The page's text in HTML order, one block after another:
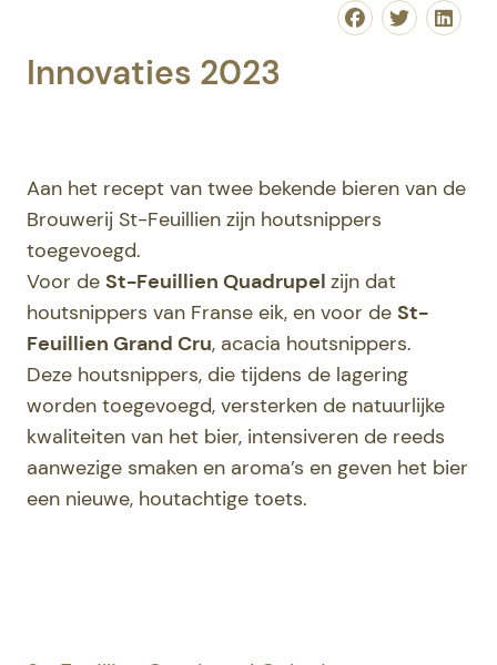
Share onShare on
Innovaties 2023
Aan het recept van twee bekende bieren van de
Brouwerij St-Feuillien zijn houtsnippers
toegevoegd.
Voor de St-Feuillien Quadrupel zijn dat
houtsnippers van Franse eik, en voor de St-
Feuillien Grand Cru, acacia houtsnippers.
Deze houtsnippers, die tijdens de lagering
worden toegevoegd, versterken de natuurlijke
kwaliteiten van het bier, intensiveren de reeds
aanwezige smaken en aroma’s en geven het bier
een nieuwe, houtachtige toets.